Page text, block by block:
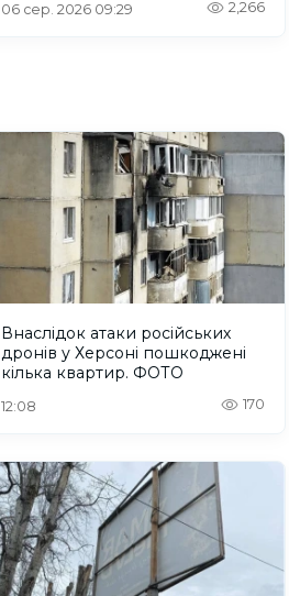
06 сер. 2026 09:29 2,266
Внаслідок атаки російських
дронів у Херсоні пошкоджені
кілька квартир. ФОТО
12:08 170